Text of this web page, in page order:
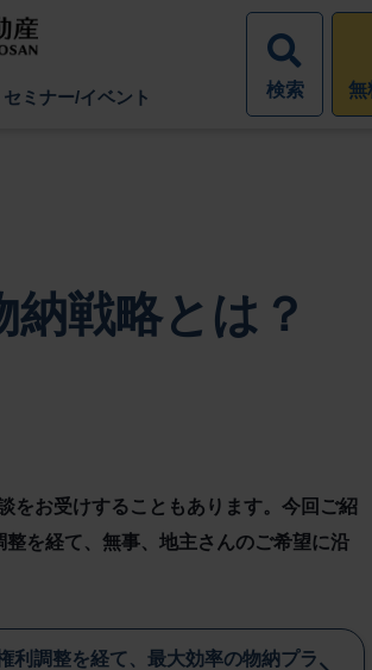
セミナー/イベント 検索 無
戦略とは？
をお受けすることもあります。今回ご紹
を経て、無事、地主さんのご希望に沿
利調整を経て、最大効率の物納プラ